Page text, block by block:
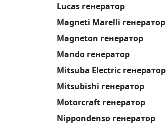
Lucas генератор
Magneti Marelli генератор
Magneton генератор
Mando генератор
Mitsuba Electric генератор
Mitsubishi генератор
Motorcraft генератор
Nippondenso генератор